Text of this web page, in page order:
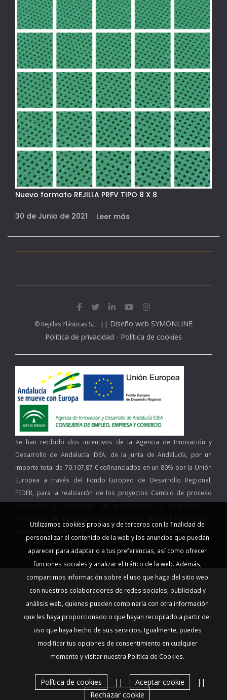
Nuevo formato REJILLA PRFV TIPO 8 X 8
30 de Junio de 2021 Leer más
© Rejillas Plásticas S.L. || Diseño web SYMONLINE
Política de privacidad - Política de cookies
Se han recibido dos incentivos de la Agencia de Innovación y
Desarrollo de Andalucía IDEA, de la Junta de Andalucía, por un
importe total de 70.107,87 € cofinanciados en un 80% por la Unión
Europea a través del Fondo Europeo de Desarrollo Regional,
FEDER, para la realización de los proyectos Cambio de proceso
objetivo de conseguir un tejido empresarial más competitivo.
Utilizamos cookies propias y de terceros con la finalidad de
personalizar el contenido de la web y los anuncios que puedan
aparecer para adaptarlo a tus preferencias, así como ofrecer
funciones sociales y analizar el tráfico de la web. Además,
compartimos información sobre el uso que haga del sitio web
con nuestros colaboradores de redes sociales, publicidad y
análisis web, quienes pueden combinarla con otra información
que les haya proporcionado o que hayan recopilado a partir del
uso que haya hecho de sus servicios. Igualmente, puedes
modificar tus opciones de consentimiento en cualquier
momento y visitar nuestra Política de Cookies.
Política de cookies || Aceptar cookie
||
Rechazar cookie